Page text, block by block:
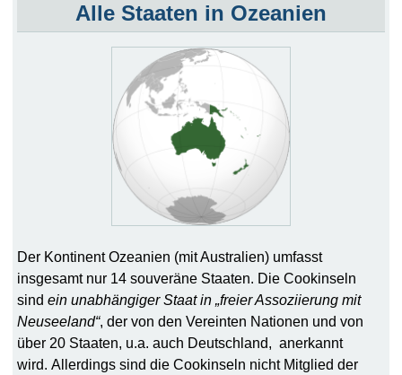
Alle Staaten in Ozeanien
Der Kontinent Ozeanien (mit Australien) umfasst
insgesamt nur 14 souveräne Staaten. Die Cookinseln
sindein unabhängiger Staat in „freier Assoziierung mit
Neuseeland“, der von den Vereinten Nationen und von
über 20 Staaten, u.a. auch Deutschland, anerkannt
wird. Allerdings sind die Cookinseln nicht Mitglied der